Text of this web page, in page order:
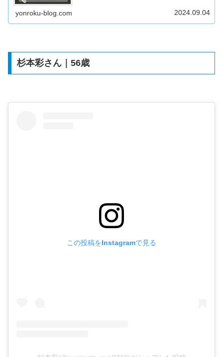
yonroku-blog.com 2024.09.04
杉本彩さん｜56歳
この投稿をInstagramで見る